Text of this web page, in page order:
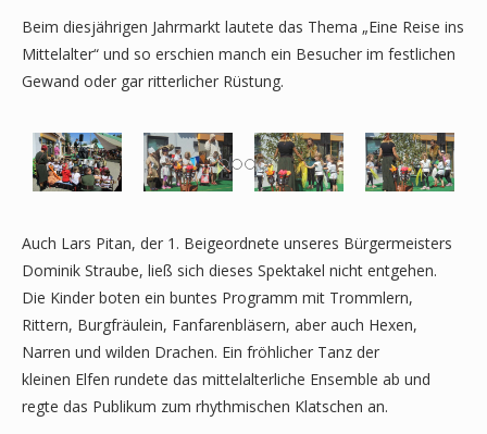
Beim diesjährigen Jahrmarkt lautete das Thema „Eine Reise ins
Mittelalter“ und so erschien manch ein Besucher im festlichen
Gewand oder gar ritterlicher Rüstung.
Auch Lars Pitan, der 1. Beigeordnete unseres Bürgermeisters
Dominik Straube, ließ sich dieses Spektakel nicht entgehen.
Die Kinder boten ein buntes Programm mit Trommlern,
Rittern, Burgfräulein, Fanfarenbläsern, aber auch Hexen,
Narren und wilden Drachen. Ein fröhlicher Tanz der
kleinen Elfen rundete das mittelalterliche Ensemble ab und
regte das Publikum zum rhythmischen Klatschen an.